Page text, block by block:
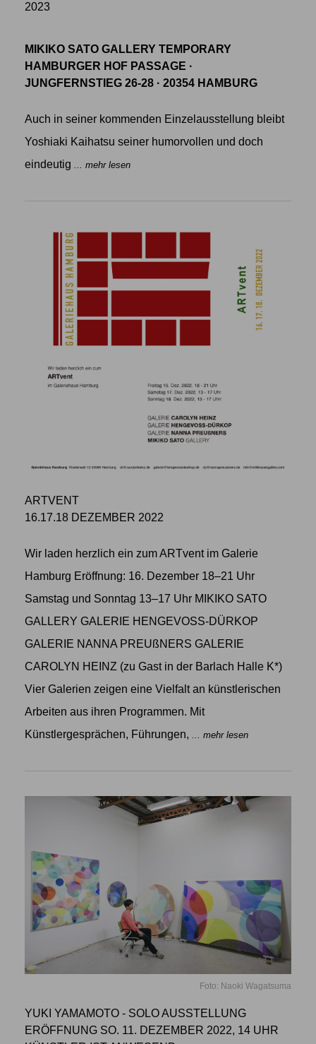
2023
MIKIKO SATO GALLERY TEMPORARY
HAMBURGER HOF PASSAGE ·
JUNGFERNSTIEG 26-28 · 20354 HAMBURG
Auch in seiner kommenden Einzelausstellung bleibt
Yoshiaki Kaihatsu seiner humorvollen und doch
eindeutig ... mehr lesen
ARTVENT
16.17.18 DEZEMBER 2022
Wir laden herzlich ein zum ARTvent im Galerie
Hamburg Eröffnung: 16. Dezember 18–21 Uhr
Samstag und Sonntag 13–17 Uhr MIKIKO SATO
GALLERY GALERIE HENGEVOSS-DÜRKOP
GALERIE NANNA PREUßNERS GALERIE
CAROLYN HEINZ (zu Gast in der Barlach Halle K*)
Vier Galerien zeigen eine Vielfalt an künstlerischen
Arbeiten aus ihren Programmen. Mit
Künstlergesprächen, Führungen, ... mehr lesen
Foto: Naoki Wagatsuma
YUKI YAMAMOTO - SOLO AUSSTELLUNG
ERÖFFNUNG SO. 11. DEZEMBER 2022, 14 UHR